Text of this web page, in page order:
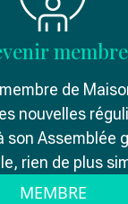
membre
de
nouvelles
son Assemblée
rien de plus
MEMBRE